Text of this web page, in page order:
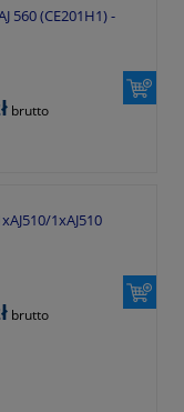
560 (CE201H1) -
brutto
1xAJ510
brutto